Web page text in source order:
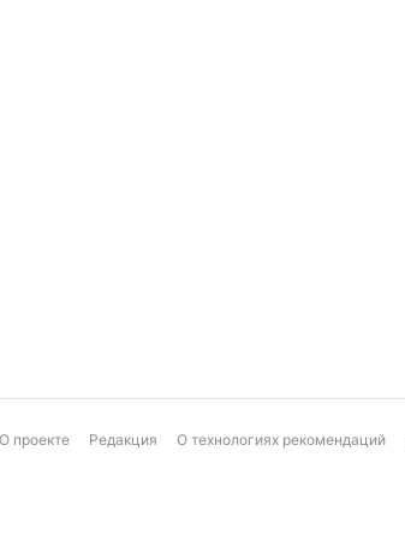
О проекте Редакция О технологиях рекомендаций